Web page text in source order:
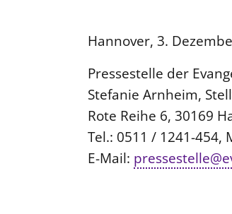
Hannover, 3.
Pressestelle der
Stefanie Arnheim,
Rote Reihe 6, 30169
Tel.: 0511 / 1241-454,
E-Mail: